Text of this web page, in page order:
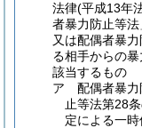
法律(平成13年
者暴力防止等
又は配偶者暴
る相手からの暴
該当するもの
ア
配偶者暴
止等法第28
定による一